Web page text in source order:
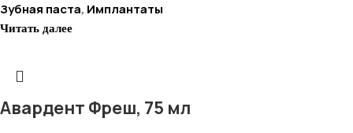
Зубная паста, Имплантаты
Читать далее
Авардент Фреш, 75 мл